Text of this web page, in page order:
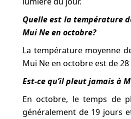
Quelle est la température
Mui Ne en octobre?
La température moyenne
Mui Ne en octobre est de 28
Est-ce qu’il pleut jamais à
En octobre, le temps de
généralement de 19 jours